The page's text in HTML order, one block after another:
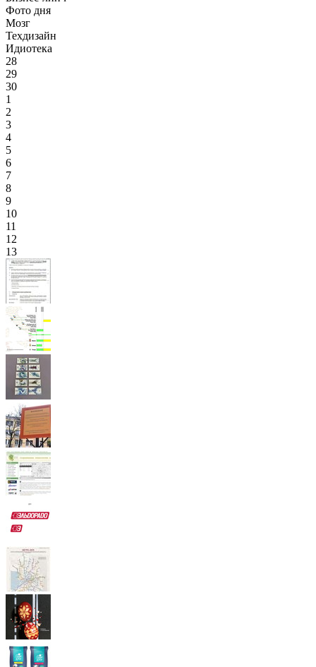
Фото дня
Мозг
Техдизайн
Идиотека
28
29
30
1
2
3
4
5
6
7
8
9
10
11
12
13